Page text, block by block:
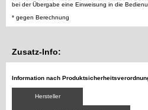
bei der Übergabe eine Einweisung in die
* gegen Berechnung
Zusatz-Info:
Information nach
Hersteller